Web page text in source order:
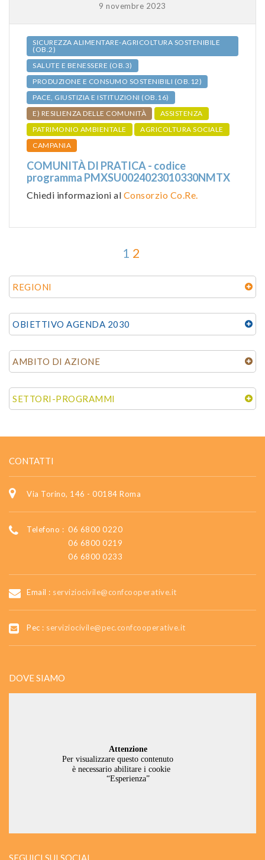
9 novembre 2023
SICUREZZA ALIMENTARE-AGRICOLTURA SOSTENIBILE
(OB.2)
SALUTE E BENESSERE (OB.3)
PRODUZIONE E CONSUMO SOSTENIBILI (OB.12)
PACE, GIUSTIZIA E ISTITUZIONI (OB.16)
E) RESILIENZA DELLE COMUNITÀ
ASSISTENZA
PATRIMONIO AMBIENTALE
AGRICOLTURA SOCIALE
CAMPANIA
COMUNITÀ DI PRATICA - codice
programma PMXSU0024023010330NMTX
Chiedi informazioni al Consorzio Co.Re.
1 2
REGIONI
OBIETTIVO AGENDA 2030
AMBITO DI AZIONE
SETTORI-PROGRAMMI
CONTATTI
Via Torino, 146 - 00184 Roma
Telefono : 06 6800 0220
06 6800 0219
06 6800 0233
Email : serviziocivile@confcooperative.it
Pec : serviziocivile@pec.confcooperative.it
DOVE SIAMO
SEGUICI SUI SOCIAL